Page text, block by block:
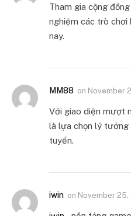
Tham gia cộng
nghiệm các trò chơi
nay.
MM88 on November
Với giao diện mượt
là lựa chọn lý
tuyến.
iwin on November 25,